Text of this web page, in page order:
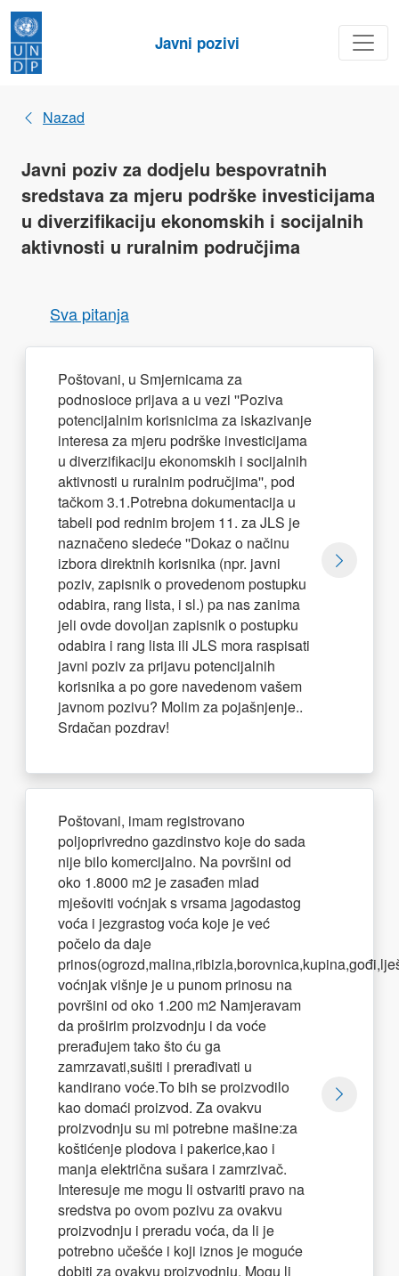
Javni pozivi
Nazad
Javni poziv za dodjelu bespovratnih
sredstava za mjeru podrške investicijama
u diverzifikaciju ekonomskih i socijalnih
aktivnosti u ruralnim područjima
Sva pitanja
Poštovani, u Smjernicama za
podnosioce prijava a u vezi ''Poziva
potencijalnim korisnicima za iskazivanje
interesa za mjeru podrške investicijama
u diverzifikaciju ekonomskih i socijalnih
aktivnosti u ruralnim područjima'', pod
tačkom 3.1.Potrebna dokumentacija u
tabeli pod rednim brojem 11. za JLS je
naznačeno sledeće ''Dokaz o načinu
izbora direktnih korisnika (npr. javni
poziv, zapisnik o provedenom postupku
odabira, rang lista, i sl.) pa nas zanima
jeli ovde dovoljan zapisnik o postupku
odabira i rang lista ili JLS mora raspisati
javni poziv za prijavu potencijalnih
korisnika a po gore navedenom vašem
javnom pozivu? Molim za pojašnjenje..
Srdačan pozdrav!
Poštovani, imam registrovano
poljoprivredno gazdinstvo koje do sada
nije bilo komercijalno. Na površini od
oko 1.8000 m2 je zasađen mlad
mješoviti voćnjak s vrsama jagodastog
voća i jezgrastog voća koje je već
počelo da daje
voćnjak višnje je u punom prinosu na
površini od oko 1.200 m2 Namjeravam
da proširim proizvodnju i da voće
prerađujem tako što ću ga
zamrzavati,sušiti i prerađivati u
kandirano voće.To bih se proizvodilo
kao domaći proizvod. Za ovakvu
proizvodnju su mi potrebne mašine:za
koštićenje plodova i pakerice,kao i
manja električna sušara i zamrzivač.
Interesuje me mogu li ostvariti pravo na
sredstva po ovom pozivu za ovakvu
proizvodnju i preradu voća, da li je
potrebno učešće i koji iznos je moguće
dobiti za ovakvu proizvodnju. Mogu li